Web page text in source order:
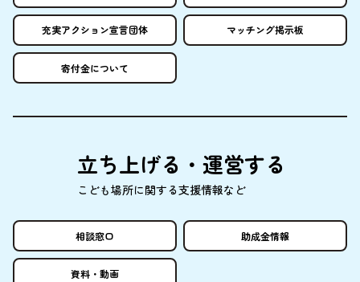
充実アクション宣言団体 マッチング掲示板
寄付金について
立ち上げる・ 運営する
こども場所に関する支援情報など
相談窓口 助成金情報
資料 ・ 動画